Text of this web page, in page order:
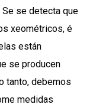
se detecta que
xeométricos, é
están
se producen
tanto, debemos
medidas